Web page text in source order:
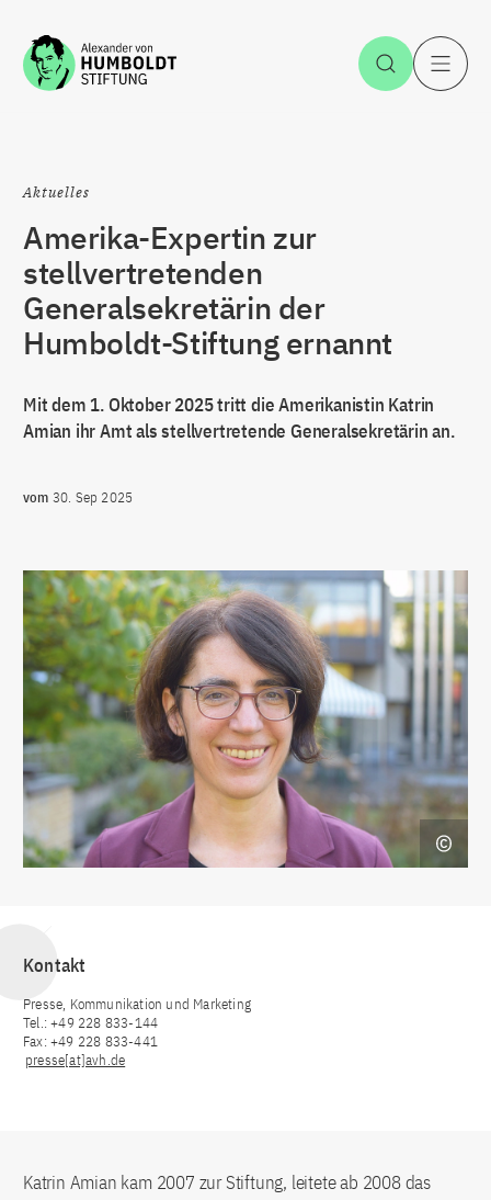
Zum Inhalt springen Suche
Aktuelles
Amerika-Expertin zur
stellvertretenden
Generalsekretärin der
Humboldt-Stiftung ernannt
Mit dem 1. Oktober 2025 tritt die Amerikanistin Katrin
Amian ihr Amt als stellvertretende Generalsekretärin an.
vom 30. Sep 2025
Kontakt
Presse, Kommunikation und Marketing
Tel.: +49 228 833-144
Fax: +49 228 833-441
presse[at]avh.de
Katrin Amian kam 2007 zur Stiftung, leitete ab 2008 das